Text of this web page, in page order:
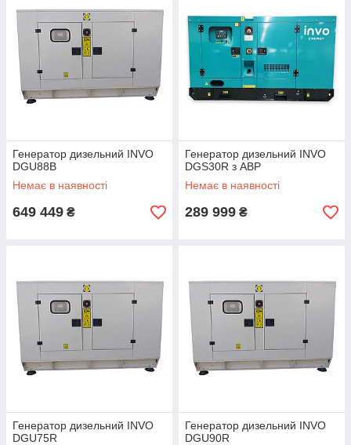
Генератор дизельний INVO
DGU88B
Немає в наявності
649 449 ₴
Генератор дизельний INVO
DGS30R з АВР
Немає в наявності
289 999 ₴
Генератор дизельний INVO
DGU75R
Генератор дизельний INVO
DGU90R